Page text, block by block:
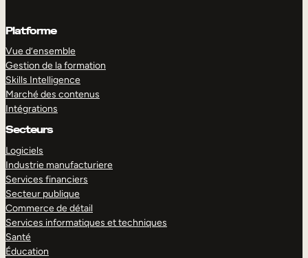
Platforme
Vue d’ensemble
Gestion de la formation
Skills Intelligence
Marché des contenus
Intégrations
Secteurs
Logiciels
Industrie manufacturiere
Services financiers
Secteur publique
Commerce de détail
Services informatiques et techniques
Santé
Éducation